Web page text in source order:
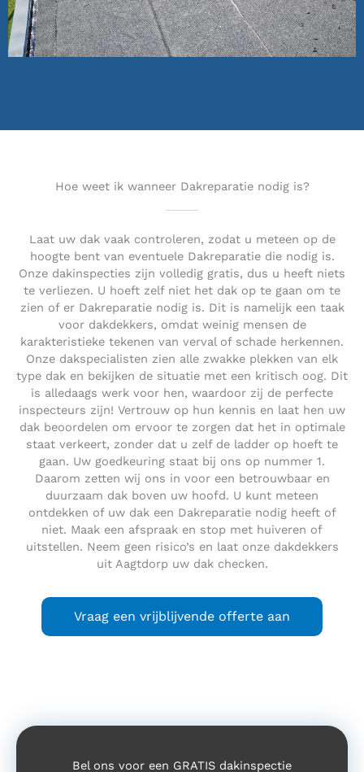
Hoe weet ik wanneer Dakreparatie nodig is?
Laat uw dak vaak controleren, zodat u meteen op de
hoogte bent van eventuele Dakreparatie die nodig is.
Onze dakinspecties zijn volledig gratis, dus u heeft niets
te verliezen. U hoeft zelf niet het dak op te gaan om te
zien of er Dakreparatie nodig is. Dit is namelijk een taak
voor dakdekkers, omdat weinig mensen de
karakteristieke tekenen van verval of schade herkennen.
Onze dakspecialisten zien alle zwakke plekken van elk
type dak en bekijken de situatie met een kritisch oog. Dit
is alledaags werk voor hen, waardoor zij de perfecte
inspecteurs zijn! Vertrouw op hun kennis en laat hen uw
dak beoordelen om ervoor te zorgen dat het in optimale
staat verkeert, zonder dat u zelf de ladder op hoeft te
gaan. Uw goedkeuring staat bij ons op nummer 1.
Daarom zetten wij ons in voor een betrouwbaar en
duurzaam dak boven uw hoofd. U kunt meteen
ontdekken of uw dak een Dakreparatie nodig heeft of
niet. Maak een afspraak en stop met huiveren of
uitstellen. Neem geen risico’s en laat onze dakdekkers
uit Aagtdorp uw dak checken.
Vraag een vrijblijvende offerte aan
Bel ons voor een GRATIS dakinspectie